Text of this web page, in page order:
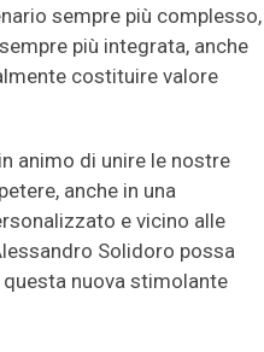
sempre più complesso,
più integrata, anche
costituire valore
animo di unire le nostre
anche in una
e vicino alle
Solidoro possa
nuova stimolante